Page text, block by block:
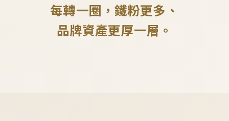
每轉一圈，鐵粉更多、
品牌資產更厚一層。